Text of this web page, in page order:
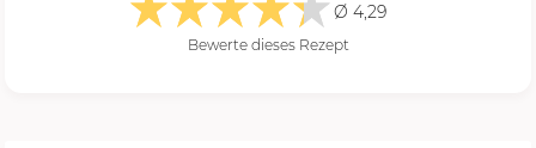
Ø 4,29
Bewerte dieses Rezept